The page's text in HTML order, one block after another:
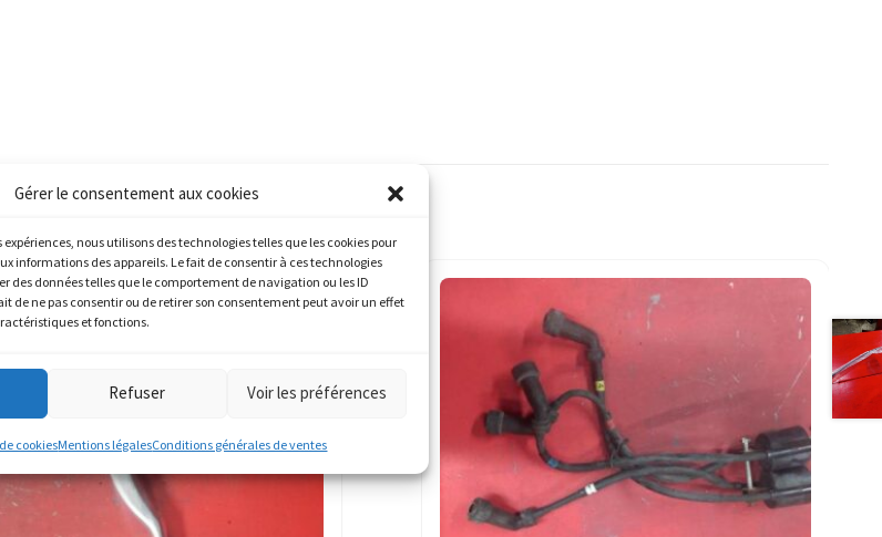
Gérer le consentement aux cookies
nous utilisons des technologies telles que les cookies pour
informations des appareils. Le fait de consentir à ces technologies
des données telles que le comportement de navigation ou les ID
de ne pas consentir ou de retirer son consentement peut avoir un effet
et fonctions.
Refuser Voir les préférences
cookiesMentions légalesConditions générales de ventes